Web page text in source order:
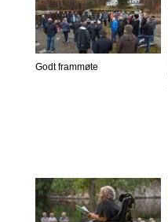
Godt frammøte